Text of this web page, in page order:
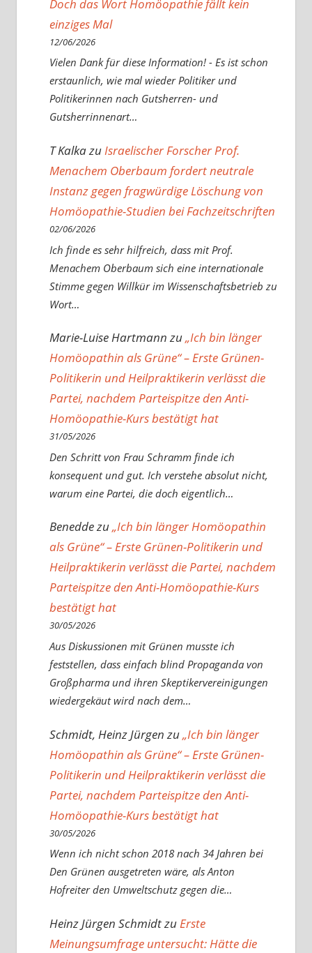
Doch das Wort Homöopathie fällt kein
einziges Mal
12/06/2026
Vielen Dank für diese Information! - Es ist schon
erstaunlich, wie mal wieder Politiker und
Politikerinnen nach Gutsherren- und
Gutsherrinnenart…
T KalkazuIsraelischer Forscher Prof.
Menachem Oberbaum fordert neutrale
Instanz gegen fragwürdige Löschung von
Homöopathie-Studien bei Fachzeitschriften
02/06/2026
Ich finde es sehr hilfreich, dass mit Prof.
Menachem Oberbaum sich eine internationale
Stimme gegen Willkür im Wissenschaftsbetrieb zu
Wort…
Marie-Luise Hartmannzu„Ich bin länger
Homöopathin als Grüne“ – Erste Grünen-
Politikerin und Heilpraktikerin verlässt die
Partei, nachdem Parteispitze den Anti-
Homöopathie-Kurs bestätigt hat
31/05/2026
Den Schritt von Frau Schramm finde ich
konsequent und gut. Ich verstehe absolut nicht,
warum eine Partei, die doch eigentlich…
Beneddezu„Ich bin länger Homöopathin
als Grüne“ – Erste Grünen-Politikerin und
Heilpraktikerin verlässt die Partei, nachdem
Parteispitze den Anti-Homöopathie-Kurs
bestätigt hat
30/05/2026
Aus Diskussionen mit Grünen musste ich
feststellen, dass einfach blind Propaganda von
Großpharma und ihren Skeptikervereinigungen
wiedergekäut wird nach dem…
Schmidt, Heinz Jürgenzu„Ich bin länger
Homöopathin als Grüne“ – Erste Grünen-
Politikerin und Heilpraktikerin verlässt die
Partei, nachdem Parteispitze den Anti-
Homöopathie-Kurs bestätigt hat
30/05/2026
Wenn ich nicht schon 2018 nach 34 Jahren bei
Den Grünen ausgetreten wäre, als Anton
Hofreiter den Umweltschutz gegen die…
Heinz Jürgen SchmidtzuErste
Meinungsumfrage untersucht: Hätte die